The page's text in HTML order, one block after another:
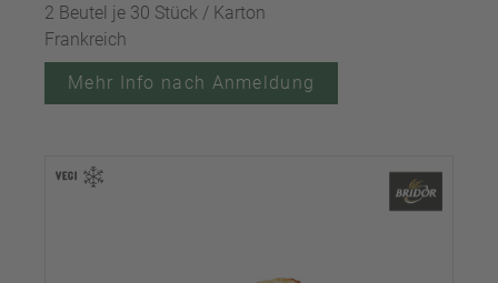
2 Beutel je 30 Stück / Karton
Frankreich
Mehr Info nach Anmeldung